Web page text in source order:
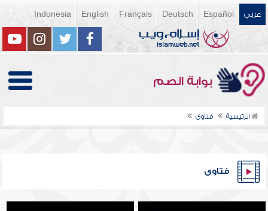
عربي Español
Deutsch
Français
English
Indonesia
بوابة الصم
الرئيسية فتاوى
فتاوى